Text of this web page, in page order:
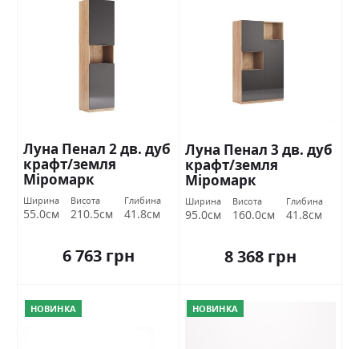
Луна Пенал 2 дв. дуб
крафт/земля
Міромарк
Ширина
55.0см
Висота
210.5см
Глибина
41.8см
6 763 грн
Луна Пенал 3 дв. дуб
крафт/земля
Міромарк
Ширина
95.0см
Висота
160.0см
Глибина
41.8см
8 368 грн
НОВИНКА НОВИНКА